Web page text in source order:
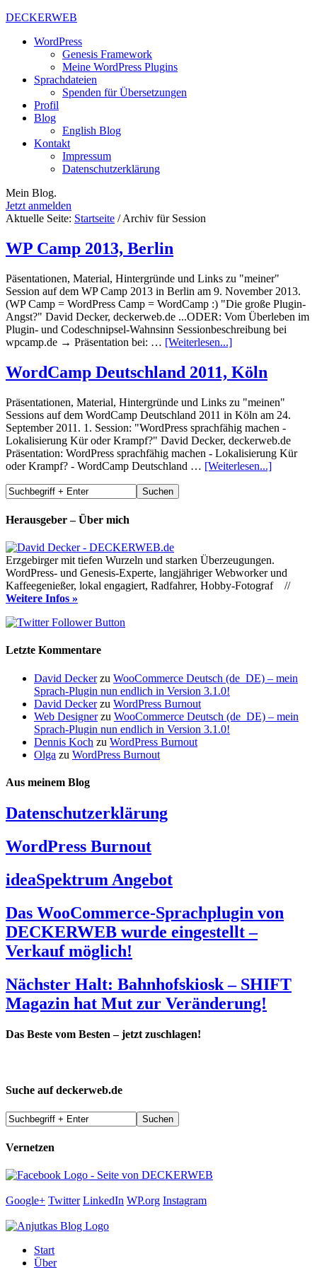
DECKERWEB
WordPress
Genesis Framework
Meine WordPress Plugins
Sprachdateien
Spenden für Übersetzungen
Profil
Blog
English Blog
Kontakt
Impressum
Datenschutzerklärung
Mein Blog.
Jetzt anmelden
Aktuelle Seite: Startseite /Archiv für Session
WP Camp 2013, Berlin
Päsentationen, Material, Hintergründe und Links zu "meiner"
Session auf dem WP Camp 2013 in Berlin am 9. November 2013.
(WP Camp = WordPress Camp = WordCamp :) "Die große Plugin-
Angst?" David Decker, deckerweb.de ...ODER: Vom Überleben im
Plugin- und Codeschnipsel-Wahnsinn Sessionbeschreibung bei
wpcamp.de → Präsentation bei: … [Weiterlesen...]
WordCamp Deutschland 2011, Köln
Präsentationen, Material, Hintergründe und Links zu "meinen"
Sessions auf dem WordCamp Deutschland 2011 in Köln am 24.
September 2011. 1. Session: "WordPress sprachfähig machen -
Lokalisierung Kür oder Krampf?" David Decker, deckerweb.de
Präsentation: WordPress sprachfähig machen - Lokalisierung Kür
oder Krampf? - WordCamp Deutschland … [Weiterlesen...]
Herausgeber – Über mich
Erzgebirger mit tiefen Wurzeln und starken Überzeugungen.
WordPress- und Genesis-Experte, langjähriger Webworker und
Kaffeegenießer, lokal engagiert, Radfahrer, Hobby-Fotograf //
Weitere Infos »
Letzte Kommentare
David Deckerzu WooCommerce Deutsch (de_DE) – mein
Sprach-Plugin nun endlich in Version 3.1.0!
David Deckerzu WordPress Burnout
Web Designerzu WooCommerce Deutsch (de_DE) – mein
Sprach-Plugin nun endlich in Version 3.1.0!
Dennis Koch zu WordPress Burnout
Olga zu WordPress Burnout
Aus meinem Blog
Datenschutzerklärung
WordPress Burnout
ideaSpektrum Angebot
Das WooCommerce-Sprachplugin von
DECKERWEB wurde eingestellt –
Verkauf möglich!
Nächster Halt: Bahnhofskiosk – SHIFT
Magazin hat Mut zur Veränderung!
Das Beste vom Besten – jetzt zuschlagen!
Suche auf deckerweb.de
Vernetzen
Google+ Twitter LinkedIn WP.org Instagram
Start
Über